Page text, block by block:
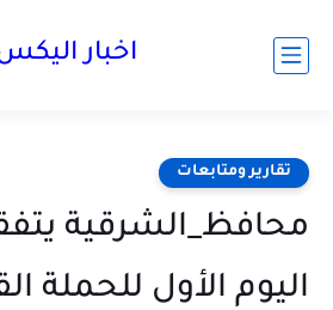
اخبار
تقارير ومتابعات
محافظ_الشرقية
اليوم الأول للحملة